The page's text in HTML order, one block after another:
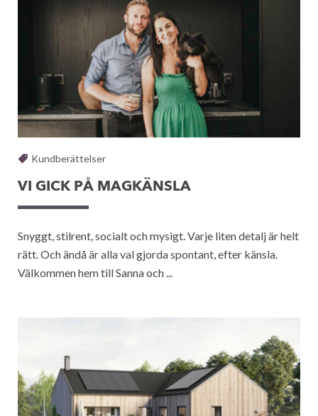
Kundberättelser
VI GICK PÅ MAGKÄNSLA
Snyggt, stilrent, socialt och mysigt. Varje liten detalj är helt
rätt. Och ändå är alla val gjorda spontant, efter känsla.
Välkommen hem till Sanna och ...